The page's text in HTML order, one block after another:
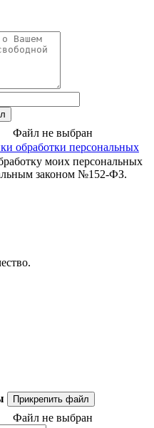
Файл не выбран
обработки персональных
моих персональных
законом №152-ФЗ.
Прикрепить файл
Файл не выбран